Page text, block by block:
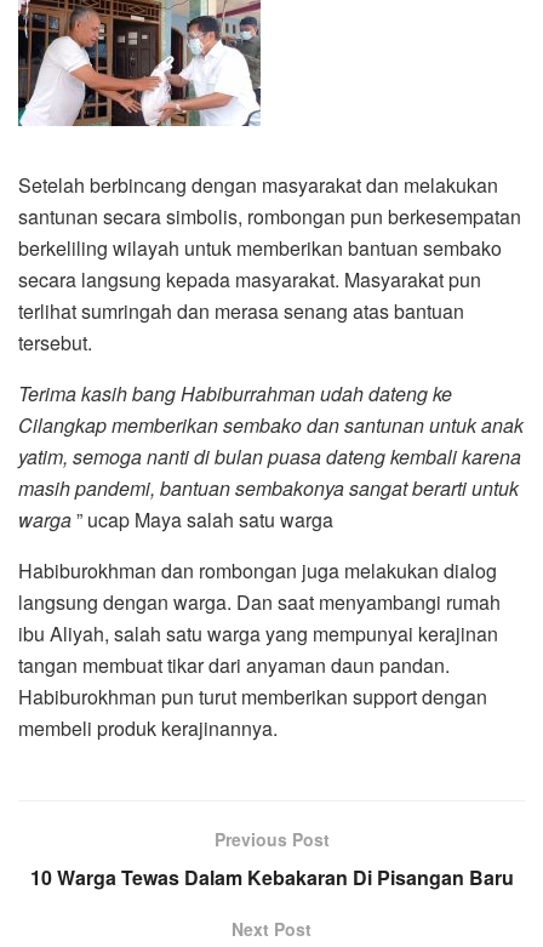
Setelah berbincang dengan masyarakat dan melakukan
santunan secara simbolis, rombongan pun berkesempatan
berkeliling wilayah untuk memberikan bantuan sembako
secara langsung kepada masyarakat. Masyarakat pun
terlihat sumringah dan merasa senang atas bantuan
tersebut.
Terima kasih bang Habiburrahman udah dateng ke
Cilangkap memberikan sembako dan santunan untuk anak
yatim, semoga nanti di bulan puasa dateng kembali karena
masih pandemi, bantuan sembakonya sangat berarti untuk
warga” ucap Maya salah satu warga
Habiburokhman dan rombongan juga melakukan dialog
langsung dengan warga. Dan saat menyambangi rumah
ibu Aliyah, salah satu warga yang mempunyai kerajinan
tangan membuat tikar dari anyaman daun pandan.
Habiburokhman pun turut memberikan support dengan
membeli produk kerajinannya.
Previous Post
10 Warga Tewas Dalam Kebakaran Di Pisangan Baru
Next Post